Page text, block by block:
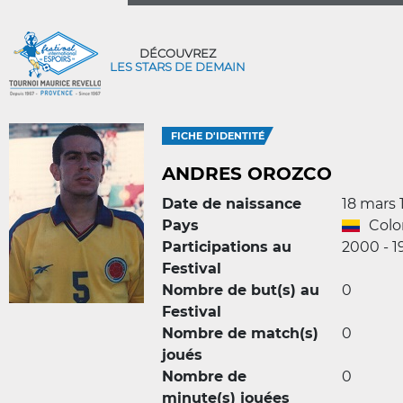
DÉCOUVREZ
LES STARS DE DEMAIN
FICHE D'IDENTITÉ
ANDRES OROZCO
Date de naissance
18 mars
Pays
Participations au
Festival
2000 -
Nombre de but(s) au
Festival
0
Nombre de match(s)
joués
0
Nombre de
minute(s) jouées
0